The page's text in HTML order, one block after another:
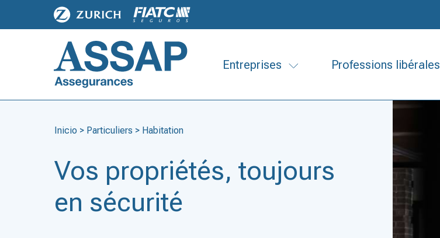
Entreprises Professions libérales
Inicio > Particuliers > Habitation
Vos propriétés, toujours
en sécurité